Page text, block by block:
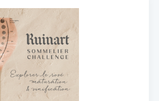
13 juillet 2026
Concours général des métiers « CSR »
2026 : le palmarès officiel
10 juillet 2026
Les grappes Michelin : une première